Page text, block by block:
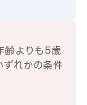
齢よりも5歳
れかの条件